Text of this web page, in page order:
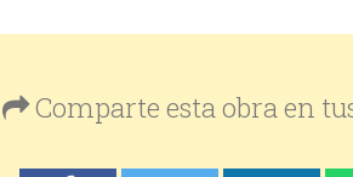
Comparte esta obra en